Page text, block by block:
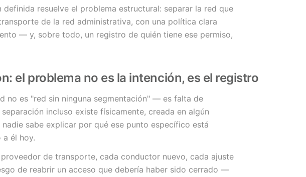
resuelve el problema estructural: separar la red que
de la red administrativa, con una política clara
— y, sobre todo, un registro de quién tiene ese permiso,
el problema no es la intención, es el registro
no es "red sin ninguna segmentación" — es falta de
incluso existe físicamente, creada en algún
sabe explicar por qué ese punto específico está
a él hoy.
de transporte, cada conductor nuevo, cada ajuste
de reabrir un acceso que debería haber sido cerrado —